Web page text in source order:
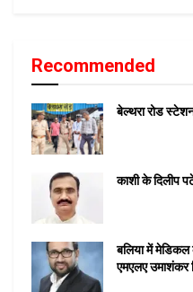
Recommended
बेल्थरा रोड
काशी के दिलीप
बलिया में मेडिकल
एमएलए उमाशंकर